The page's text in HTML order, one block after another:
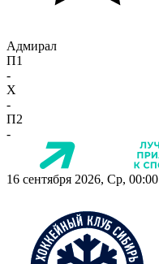
Адмирал
П1
-
X
-
П2
-
16 сентября 2026, Ср, 00:00